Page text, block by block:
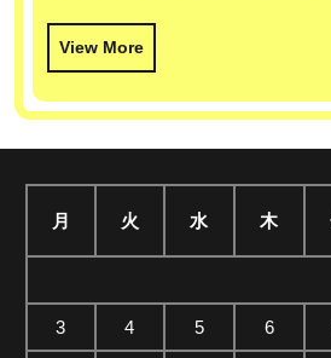
View More
月 火 水 木
3 4 5 6